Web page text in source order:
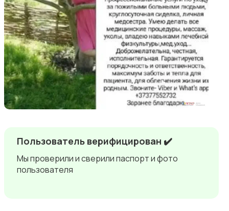
Пользователь верифицирован ✔️
Мы проверили и сверили паспорт и фото
пользователя